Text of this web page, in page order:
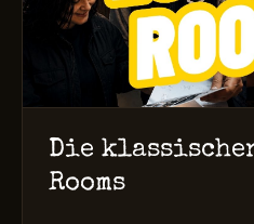
Die
Rooms